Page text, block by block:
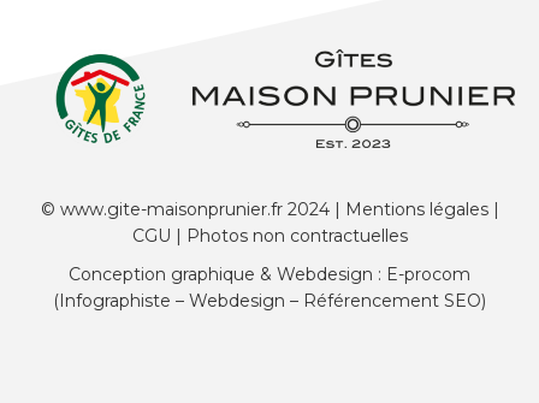
© www.gite-maisonprunier.fr 2024 | Mentions légales|
CGU | Photos non contractuelles
Conception graphique & Webdesign : E-procom
(Infographiste – Webdesign – Référencement SEO)